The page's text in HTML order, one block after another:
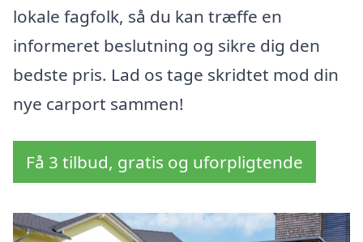
lokale fagfolk, så du kan træffe en
informeret beslutning og sikre dig den
bedste pris. Lad os tage skridtet mod din
nye carport sammen!
Få 3 tilbud, gratis og uforpligtende